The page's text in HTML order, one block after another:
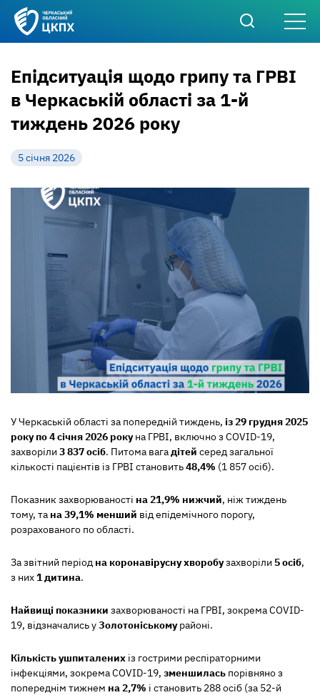
Епідситуація щодо грипу та ГРВІ
в Черкаській області за 1-й
тиждень 2026 року
5 січня 2026
У Черкаській області за попередній тиждень, із 29 грудня 2025
року по 4 січня 2026 рокуна ГРВІ, включно з COVID-19,
захворіли 3 837осіб. Питома вагадітей серед загальної
кількості пацієнтів із ГРВІ становить48,4% (1 857 осіб).
Показник захворюваності на 21,9% нижчий, ніж тиждень
тому, та на 39,1% менший від епідемічного порогу,
розрахованого по області.
За звітний період на коронавірусну хворобузахворіли 5 осіб,
з них1 дитина.
Найвищі показники захворюваності на ГРВІ, зокрема СOVID-
19, відзначались уЗолотоніськомурайоні.
Кількість ушпиталених із гострими респіраторними
інфекціями, зокрема COVID-19, зменшилась порівняно з
попереднім тижнем на 2,7% і становить 288 осіб (за 52-й